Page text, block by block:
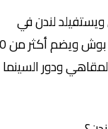
لندن في
مقدمة القائمة. يقع في منطقة شيبردز بوش ويضم أكثر من 360
ودور السينما